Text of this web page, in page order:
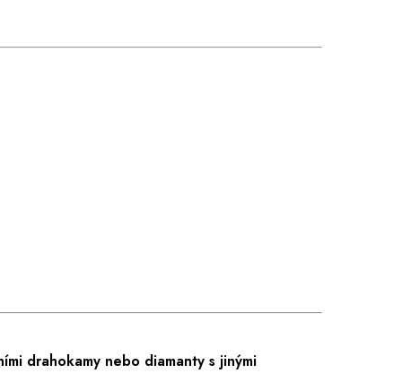
drahokamy nebo diamanty s jinými